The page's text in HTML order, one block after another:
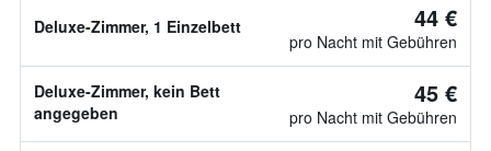
Deluxe-Zimmer, 1 Einzelbett 44 €
pro Nacht mit Gebühren
Deluxe-Zimmer, kein Bett
angegeben
45 €
pro Nacht mit Gebühren